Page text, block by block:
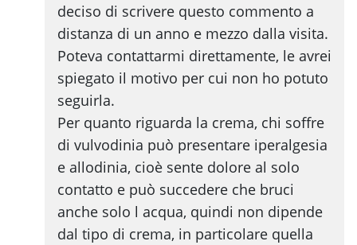
deciso di scrivere questo commento a
distanza di un anno e mezzo dalla visita.
Poteva contattarmi direttamente, le avrei
spiegato il motivo per cui non ho potuto
seguirla.
Per quanto riguarda la crema, chi soffre
di vulvodinia può presentare iperalgesia
e allodinia, cioè sente dolore al solo
contatto e può succedere che bruci
anche solo l acqua, quindi non dipende
dal tipo di crema, in particolare quella